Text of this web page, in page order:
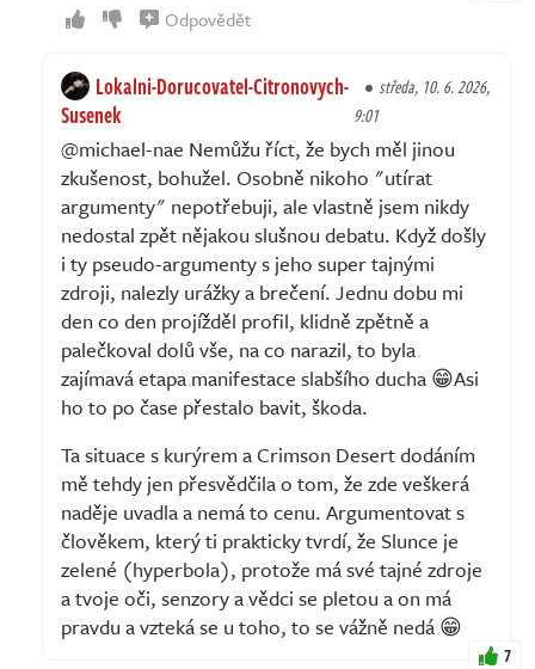
Odpovědět
Lokalni-Dorucovatel-Citronovych-
Susenek
středa, 10. 6. 2026,
9:01
@michael-nae Nemůžu říct, že bych měl jinou
zkušenost, bohužel. Osobně nikoho "utírat
argumenty" nepotřebuji, ale vlastně jsem nikdy
nedostal zpět nějakou slušnou debatu. Když došly
i ty pseudo-argumenty s jeho super tajnými
zdroji, nalezly urážky a brečení. Jednu dobu mi
den co den projížděl profil, klidně zpětně a
palečkoval dolů vše, na co narazil, to byla
zajímavá etapa manifestace slabšího ducha 😁Asi
ho to po čase přestalo bavit, škoda.
Ta situace s kurýrem a Crimson Desert dodáním
mě tehdy jen přesvědčila o tom, že zde veškerá
naděje uvadla a nemá to cenu. Argumentovat s
člověkem, který ti prakticky tvrdí, že Slunce je
zelené (hyperbola), protože má své tajné zdroje
a tvoje oči, senzory a vědci se pletou a on má
pravdu a vzteká se u toho, to se vážně nedá 😁
7